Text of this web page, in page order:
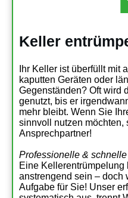
Keller
Ihr Keller ist überfüllt mit
kaputten Geräten oder
Gegenständen? Oft wird
genutzt, bis er
mehr bleibt. Wenn Sie
sinnvoll nutzen möchten,
Ansprechpartner!
Professionelle &
Eine
anstrengend sein – doch
Aufgabe für Sie! Unser